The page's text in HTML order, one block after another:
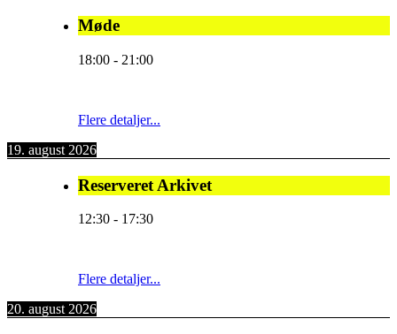
Møde
18:00 - 21:00
Flere detaljer...
19. august 2026
Reserveret Arkivet
12:30 - 17:30
Flere detaljer...
20. august 2026